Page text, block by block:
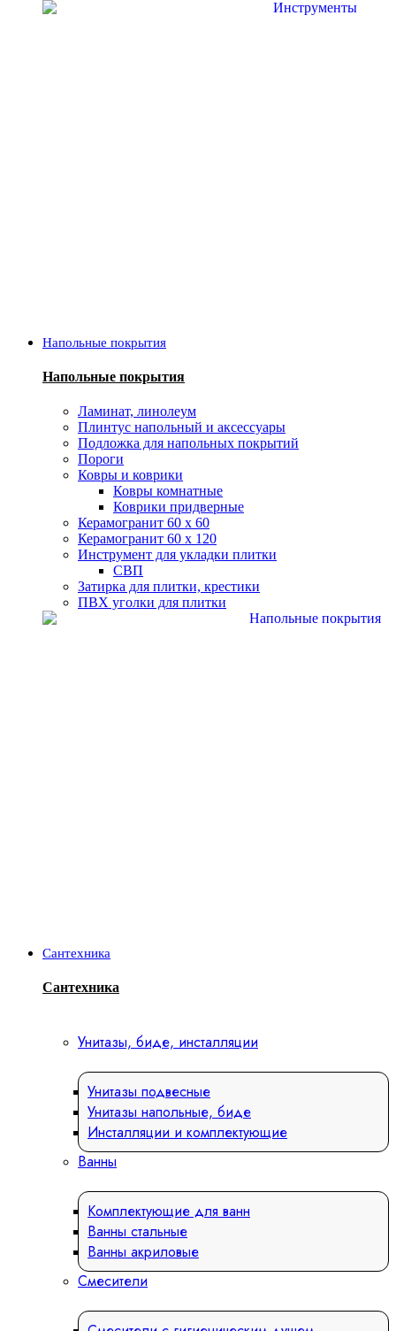
Напольные покрытия
Напольные покрытия
Ламинат, линолеум
Плинтус напольный и аксессуары
Подложка для напольных покрытий
Пороги
Ковры и коврики
Ковры комнатные
Коврики придверные
Керамогранит 60 х 60
Керамогранит 60 х 120
Инструмент для укладки плитки
СВП
Затирка для плитки, крестики
ПВХ уголки для плитки
Сантехника
Сантехника
Унитазы, биде, инсталляции
Унитазы подвесные
Унитазы напольные, биде
Инсталляции и комплектующие
Ванны
Комплектующие для ванн
Ванны стальные
Ванны акриловые
Смесители